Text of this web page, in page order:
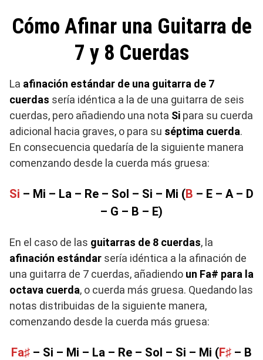
Cómo Afinar una Guitarra de
7 y 8 Cuerdas
La afinación estándar de una guitarra de 7
cuerdas sería idéntica a la de una guitarra de seis
cuerdas, pero añadiendo una nota Si para su cuerda
adicional hacia graves, o para su séptima cuerda.
En consecuencia quedaría de la siguiente manera
comenzando desde la cuerda más gruesa:
Si – Mi – La – Re – Sol – Si – Mi (B – E – A – D
– G – B – E)
En el caso de las guitarras de 8 cuerdas, la
afinación estándar sería idéntica a la afinación de
una guitarra de 7 cuerdas, añadiendo un Fa# para la
octava cuerda, o cuerda más gruesa. Quedando las
notas distribuidas de la siguiente manera,
comenzando desde la cuerda más gruesa:
Fa♯ – Si – Mi – La – Re – Sol – Si – Mi (F♯ – B